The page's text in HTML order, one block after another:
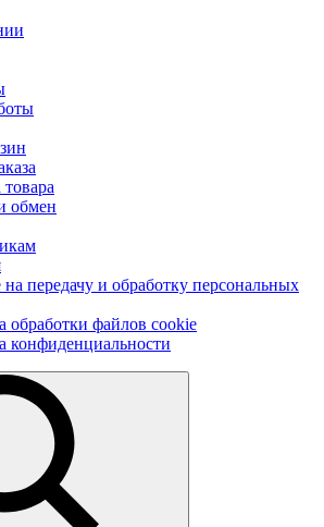
обмен
на передачу и обработку персональных
обработки файлов cookie
конфиденциальности